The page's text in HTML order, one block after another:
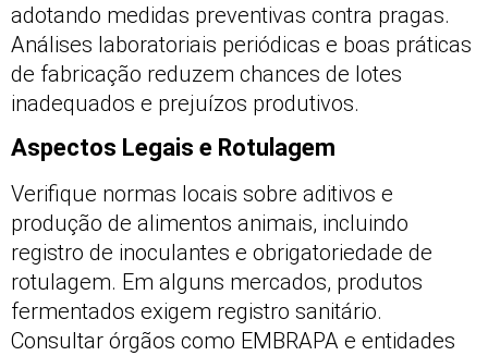
adotando medidas preventivas contra pragas.
Análises laboratoriais periódicas e boas práticas
de fabricação reduzem chances de lotes
inadequados e prejuízos produtivos.
Aspectos Legais e Rotulagem
Verifique normas locais sobre aditivos e
produção de alimentos animais, incluindo
registro de inoculantes e obrigatoriedade de
rotulagem. Em alguns mercados, produtos
fermentados exigem registro sanitário.
Consultar órgãos como EMBRAPA e entidades